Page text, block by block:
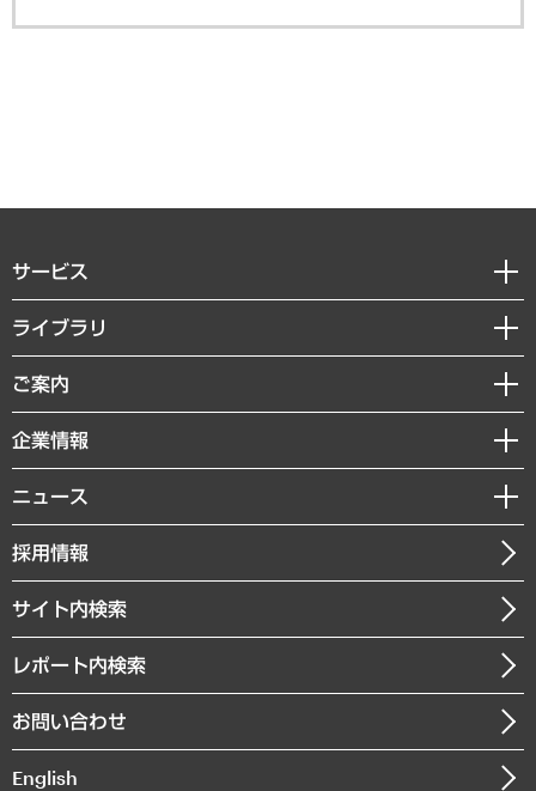
サービス
経営戦略
組織・人事戦略
デジタルイノベーション
共生・ダイバーシティ
GRC（ガバナンス・リスク・コンプライアンス）・防災（政策）
経済・産業・雇用・労働
まちづくり・観光・交通・スポーツ・スマートシティ
自然資源・農林水産業・食料システム
ライブラリ
経済調査
レポート
コラム
経営用語集
受託・受注実績（官公庁関連）
メディア掲載・出演
ご案内
セミナー・イベント情報
MUFGビジネスセミナー
受託案件情報
企業情報
私たちの想い
社長メッセージ
会社概要
沿革
組織図・本部部室紹介
インドネシア現地法人
ニュース
ニュースリリース
お知らせ
採用情報
サイト内検索
レポート内検索
お問い合わせ
English